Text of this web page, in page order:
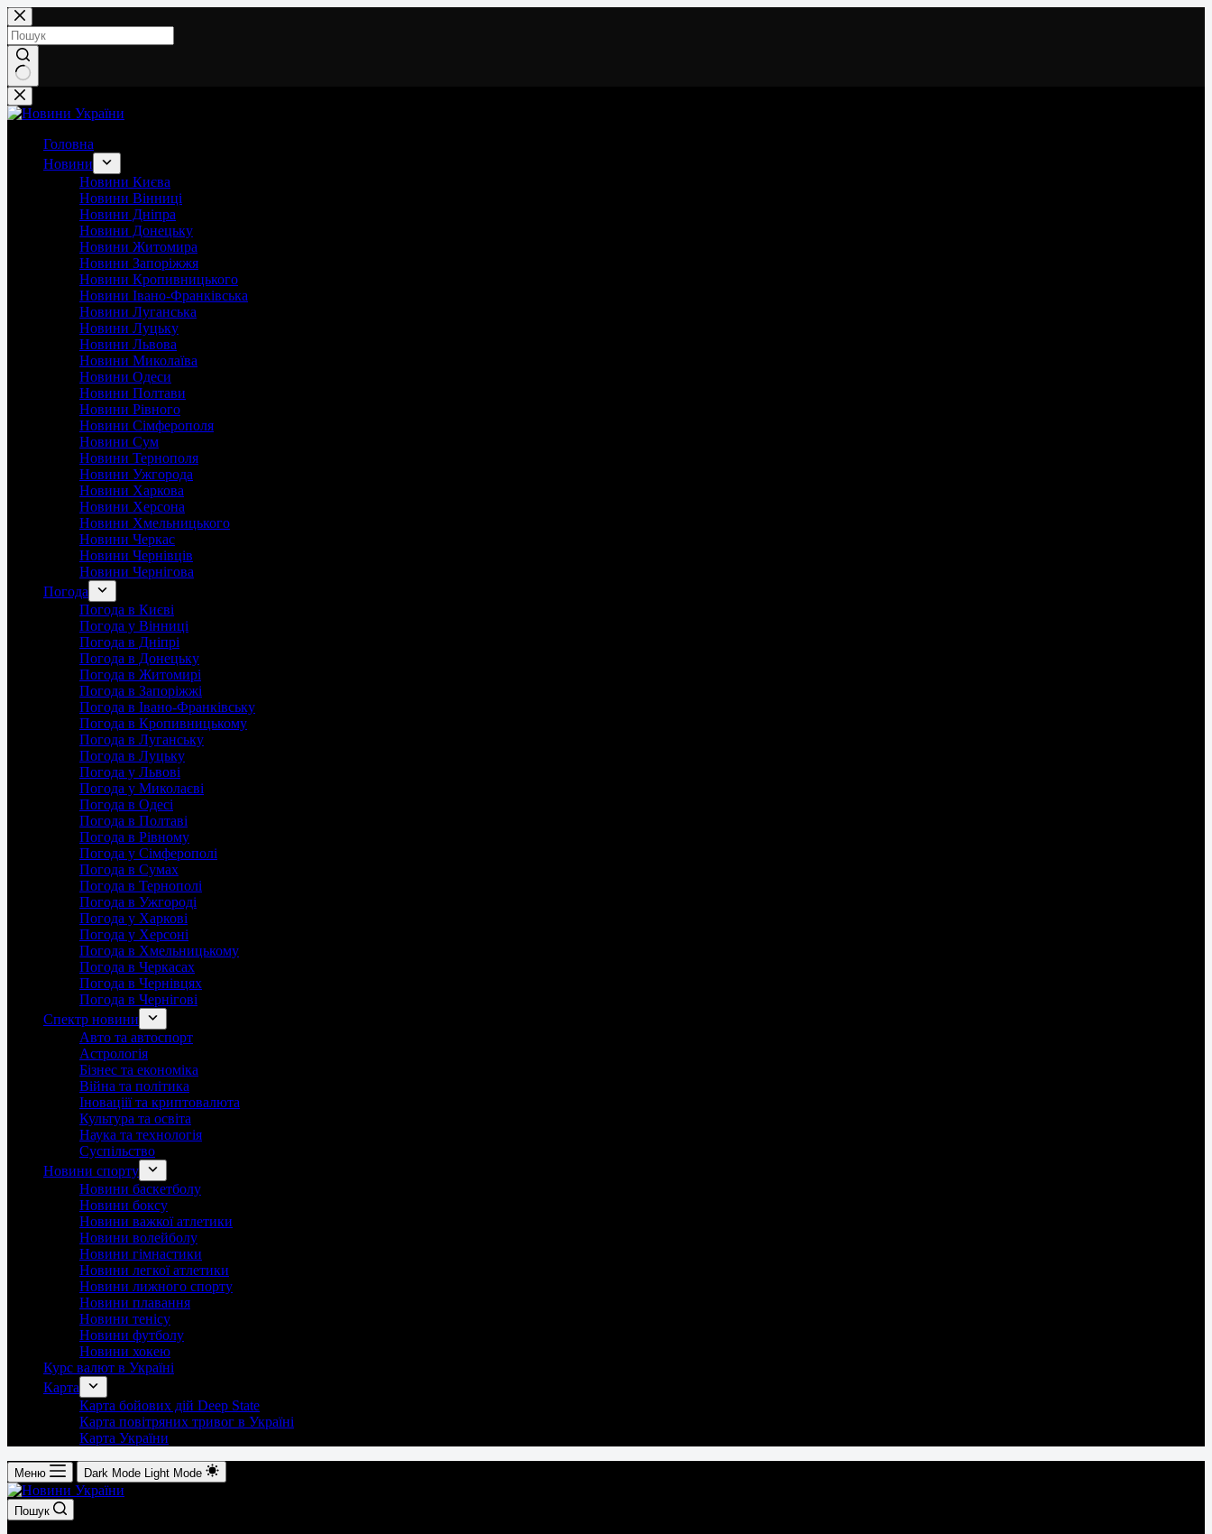
Перейти
до
вмісту
Немає
результатів
Головна
Новини
Новини Києва
Новини Вінниці
Новини Дніпра
Новини Донецьку
Новини Житомира
Новини Запоріжжя
Новини Кропивницького
Новини Івано-Франківська
Новини Луганська
Новини Луцьку
Новини Львова
Новини Миколаїва
Новини Одеси
Новини Полтави
Новини Рівного
Новини Сімферополя
Новини Сум
Новини Тернополя
Новини Ужгорода
Новини Харкова
Новини Херсона
Новини Хмельницького
Новини Черкас
Новини Чернівців
Новини Чернігова
Погода
Погода в Києві
Погода у Вінниці
Погода в Дніпрі
Погода в Донецьку
Погода в Житомирі
Погода в Запоріжжі
Погода в Івано-Франківську
Погода в Кропивницькому
Погода в Луганську
Погода в Луцьку
Погода у Львові
Погода у Миколаєві
Погода в Одесі
Погода в Полтаві
Погода в Рівному
Погода у Сімферополі
Погода в Сумах
Погода в Тернополі
Погода в Ужгороді
Погода у Харкові
Погода у Херсоні
Погода в Хмельницькому
Погода в Черкасах
Погода в Чернівцях
Погода в Чернігові
Спектр новини
Авто та автоспорт
Астрологія
Бізнес та економіка
Війна та політика
Іноваціії та криптовалюта
Культура та освіта
Наука та технологія
Суспільство
Новини спорту
Новини баскетболу
Новини боксу
Новини важкої атлетики
Новини волейболу
Новини гімнастики
Новини легкої атлетики
Новини лижного спорту
Новини плавання
Новини тенісу
Новини футболу
Новини хокею
Курс валют в Україні
Карта
Карта бойових дій Deep State
Карта повітряних тривог в Україні
Карта України
Меню Dark Mode Light Mode
Пошук